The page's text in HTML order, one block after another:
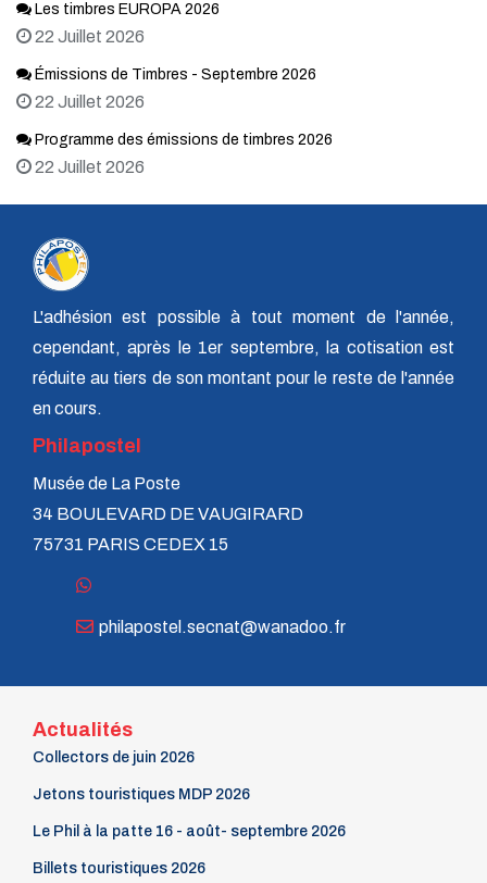
Les timbres EUROPA 2026
22 Juillet 2026
Émissions de Timbres - Septembre 2026
22 Juillet 2026
Programme des émissions de timbres 2026
22 Juillet 2026
L'adhésion est possible à tout moment de l'année,
cependant, après le 1er septembre, la cotisation est
réduite au tiers de son montant pour le reste de l'année
en cours.
Philapostel
Musée de La Poste
34 BOULEVARD DE VAUGIRARD
75731 PARIS CEDEX 15
philapostel.secnat@wanadoo.fr
Actualités
Collectors de juin 2026
Jetons touristiques MDP 2026
Le Phil à la patte 16 - août- septembre 2026
Billets touristiques 2026